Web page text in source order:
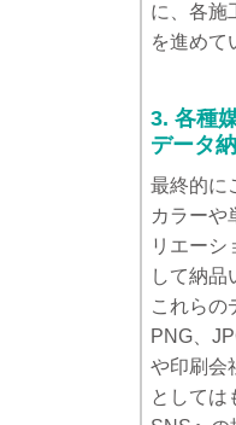
に、各施
を進めて
3. 各種
データ
最終的に
カラーや
リエーシ
して納品
これらの
PNG、
や印刷会
としては